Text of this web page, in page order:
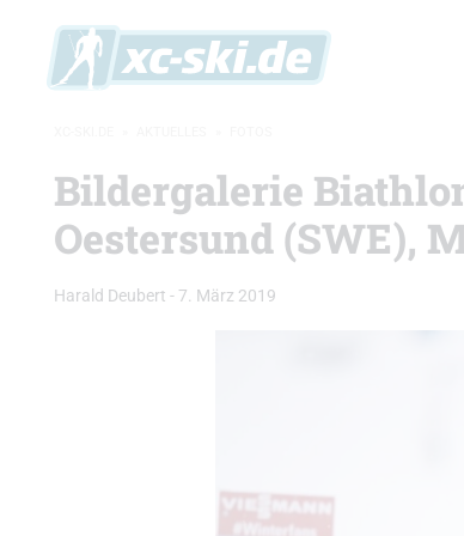
Bildergalerie
Oestersund (SWE),
Harald Deubert - 7. März 2019